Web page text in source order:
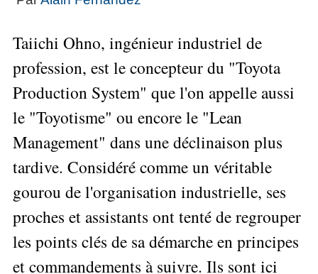
de
Tous
les
Diriger
▶
Innover
en
équipe
L'Innovation
et
la
L'Innovation
Managériale
Qualité
outils
de
la
Supply
Management
▶
les
Organiser
▶
Gérer
des
risques
Tous
articles
»»»
L'Efficacité
du
Manager
Comment
mieux
son
Gimsi
Tableau
Bord
avec
Excel
les
Mesurer
▶
Analyser
données
Le
Gérer
son
Le
métier
consultant
freelance
Secrets
d'Entrepreneur
▶
les
articles
Méthode
Les
Qualités
pour
Comment
s'auto-
évaluer ?
▶
les
articles
Se
Former
Seul
»»»
★
Taiichi Ohno, ingénieur industriel de
profession, est le concepteur du "Toyota
Production System" que l'on appelle aussi
le "Toyotisme" ou encore le "Lean
Management" dans une déclinaison plus
tardive. Considéré comme un véritable
gourou de l'organisation industrielle, ses
proches et assistants ont tenté de regrouper
les points clés de sa démarche en principes
et commandements à suivre. Ils sont ici